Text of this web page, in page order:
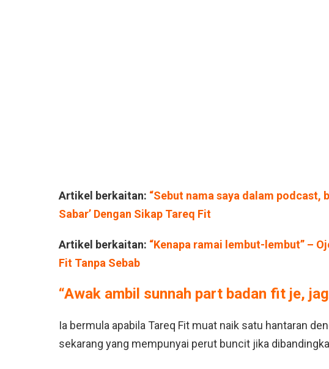
Artikel berkaitan: “Sebut nama saya dalam podcast,
Sabar’ Dengan Sikap Tareq Fit
Artikel berkaitan: “Kenapa ramai lembut-lembut” –
Fit Tanpa Sebab
“Awak ambil sunnah part badan fit je,
Ia bermula apabila Tareq Fit muat naik satu hantaran
sekarang yang mempunyai perut buncit jika